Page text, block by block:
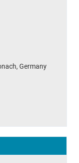
Germany